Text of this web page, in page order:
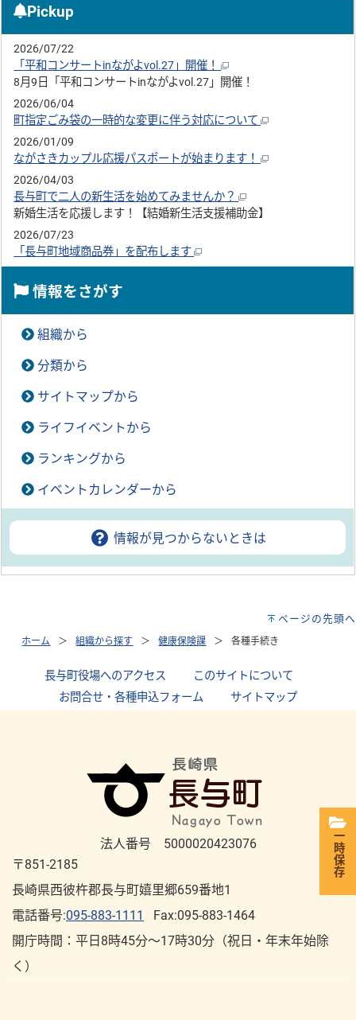
Pickup
2026/07/22
「平和コンサートinながよvol.27」開催！
8月9日「平和コンサートinながよvol.27」開催！
2026/06/04
町指定ごみ袋の一時的な変更に伴う対応について
2026/01/09
ながさきカップル応援パスポートが始まります！
2026/04/03
長与町で二人の新生活を始めてみませんか？
新婚生活を応援します！【結婚新生活支援補助金】
2026/07/23
「長与町地域商品券」を配布します
情報をさがす
組織から
分類から
サイトマップから
ライフイベントから
ランキングから
イベントカレンダーから
情報が見つからないときは
ページの先頭へ
ホーム 組織から探す 健康保険課 各種手続き
長与町役場へのアクセス このサイトについて
お問合せ・各種申込フォーム
サイトマップ
法人番号 5000020423076
〒851-2185
長崎県西彼杵郡長与町嬉里郷659番地1
電話番号:095-883-1111
Fax:095-883-1464
開庁時間：平⽇8時45分～17時30分（祝⽇・年末年始除
く）
一時保存